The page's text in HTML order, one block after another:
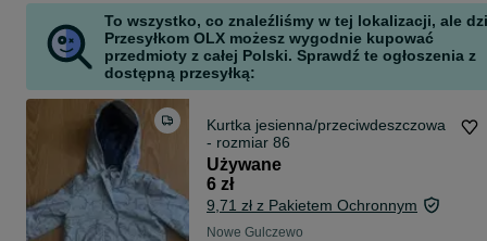
To wszystko, co znaleźliśmy w tej lokalizacji, ale
Przesyłkom OLX możesz wygodnie kupować
przedmioty z całej Polski. Sprawdź te ogłoszenia z
dostępną przesyłką:
Kurtka jesienna/przeciwdeszczowa
- rozmiar 86
Używane
6 zł
9,71 zł z Pakietem Ochronnym
Nowe Gulczewo